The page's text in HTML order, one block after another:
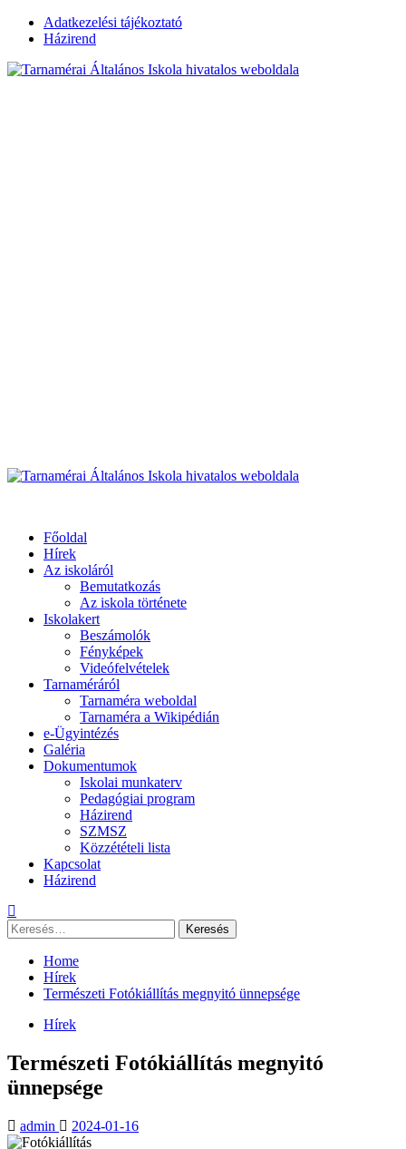
Skip
Adatkezelési tájékoztató
Házirend
Primary
Főoldal
Hírek
Az iskoláról
Bemutatkozás
Az iskola története
Iskolakert
Beszámolók
Fényképek
Videófelvételek
Tarnaméráról
Tarnaméra weboldal
Tarnaméra a Wikipédián
e-Ügyintézés
Galéria
Dokumentumok
Iskolai munkaterv
Pedagógiai program
Házirend
SZMSZ
Közzétételi lista
Kapcsolat
Házirend
Keresés:
Home
Hírek
Természeti Fotókiállítás megnyitó ünnepsége
Hírek
Természeti Fotókiállítás megnyitó
ünnepsége
admin 2024-01-16